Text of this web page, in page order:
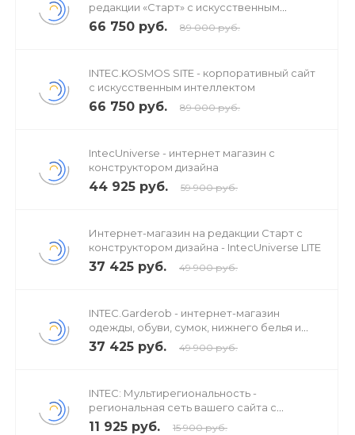
редакции «Старт» с искусственным
интеллектом
66 750 руб. 89 000 руб.
INTEC.KOSMOS SITE - корпоративный сайт
с искусственным интеллектом
66 750 руб. 89 000 руб.
IntecUniverse - интернет магазин с
конструктором дизайна
44 925 руб. 59 900 руб.
Интернет-магазин на редакции Старт с
конструктором дизайна - IntecUniverse LITE
37 425 руб. 49 900 руб.
INTEC.Garderob - интернет-магазин
одежды, обуви, сумок, нижнего белья и
аксессуаров
37 425 руб. 49 900 руб.
INTEC: Мультирегиональность -
региональная сеть вашего сайта с
продвижением в поисковиках
11 925 руб. 15 900 руб.